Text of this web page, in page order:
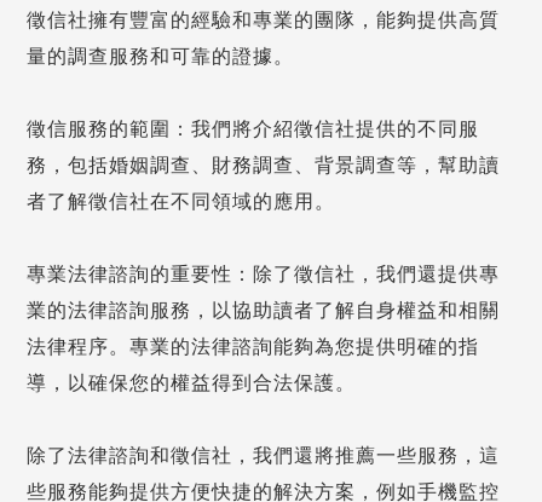
徵信社擁有豐富的經驗和專業的團隊，能夠提供高質
量的調查服務和可靠的證據。
徵信服務的範圍：我們將介紹徵信社提供的不同服
務，包括婚姻調查、財務調查、背景調查等，幫助讀
者了解徵信社在不同領域的應用。
專業法律諮詢的重要性：除了徵信社，我們還提供專
業的法律諮詢服務，以協助讀者了解自身權益和相關
法律程序。專業的法律諮詢能夠為您提供明確的指
導，以確保您的權益得到合法保護。
除了法律諮詢和徵信社，我們還將推薦一些服務，這
些服務能夠提供方便快捷的解決方案，例如手機監控